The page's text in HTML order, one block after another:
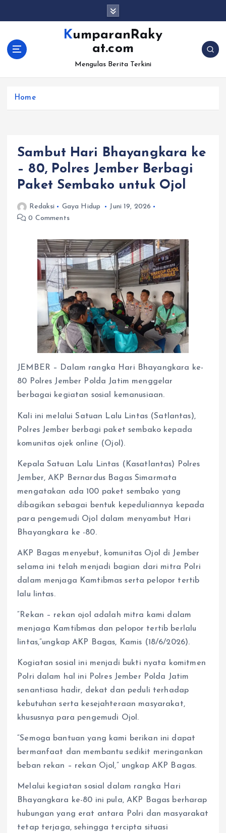
KumparanRaky
at.com
Mengulas Berita Terkini
Home
Sambut Hari Bhayangkara ke
– 80, Polres Jember Berbagi
Paket Sembako untuk Ojol
Redaksi Gaya Hidup
Juni 19, 2026
0 Comments
JEMBER – Dalam rangka Hari Bhayangkara ke-
80 Polres Jember Polda Jatim menggelar
berbagai kegiatan sosial kemanusiaan.
Kali ini melalui Satuan Lalu Lintas (Satlantas),
Polres Jember berbagi paket sembako kepada
komunitas ojek online (Ojol).
Kepala Satuan Lalu Lintas (Kasatlantas) Polres
Jember, AKP Bernardus Bagas Simarmata
mengatakan ada 100 paket sembako yang
dibagikan sebagai bentuk kepeduliannya kepada
para pengemudi Ojol dalam menyambut Hari
Bhayangkara ke -80.
AKP Bagas menyebut, komunitas Ojol di Jember
selama ini telah menjadi bagian dari mitra Polri
dalam menjaga Kamtibmas serta pelopor tertib
lalu lintas.
“Rekan – rekan ojol adalah mitra kami dalam
menjaga Kamtibmas dan pelopor tertib berlalu
lintas,”ungkap AKP Bagas, Kamis (18/6/2026).
Kogiatan sosial ini menjadi bukti nyata komitmen
Polri dalam hal ini Polres Jember Polda Jatim
senantiasa hadir, dekat dan peduli terhadap
kebutuhan serta kesejahteraan masyarakat,
khususnya para pengemudi Ojol.
“Semoga bantuan yang kami berikan ini dapat
bermanfaat dan membantu sedikit meringankan
beban rekan – rekan Ojol,” ungkap AKP Bagas.
Melalui kegiatan sosial dalam rangka Hari
Bhayangkara ke-80 ini pula, AKP Bagas berharap
hubungan yang erat antara Polri dan masyarakat
tetap terjaga, sehingga tercipta situasi